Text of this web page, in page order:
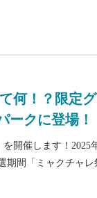
何！？限定
ークに登場！
開催します！2025
間「ミャクチャ